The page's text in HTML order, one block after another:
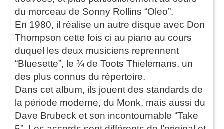
du morceau de Sonny Rollins “Oleo”.
En 1980, il réalise un autre disque avec Don
Thompson cette fois ci au piano au cours
duquel les deux musiciens reprennent
“Bluesette”, le ¾ de Toots Thielemans, un
des plus connus du répertoire.
Dans cet album, ils jouent des standards de
la période moderne, du Monk, mais aussi du
Dave Brubeck et son incontournable “Take